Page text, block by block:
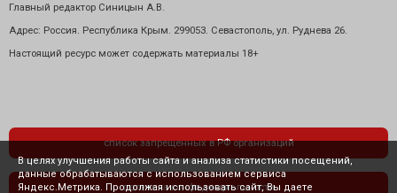
Главный редактор Синицын А.В.
Адрес: Россия. Республика Крым. 299053. Севастополь, ул. Руднева 26.
Настоящий ресурс может содержать материалы 18+
список запрещенных в РФ организаций
политика конфиденциальности
В целях улучшения работы сайта и анализа статистики посещений,
данные обрабатываются с использованием сервиса
Яндекс.Метрика. Продолжая использовать сайт, Вы даете